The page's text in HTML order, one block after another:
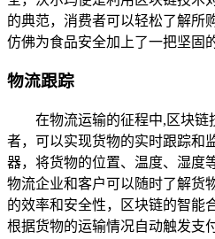
的典范，消费者可以轻松了解所
仿佛为食品安全加上了一把坚固
物流跟踪
在物流运输的征程中,区块链
者，可以实现货物的实时跟踪和
器，将货物的位置、温度、湿度
物流企业和客户可以随时了解货
的效率和安全性，区块链的智能
根据货物的运输情况自动触发支